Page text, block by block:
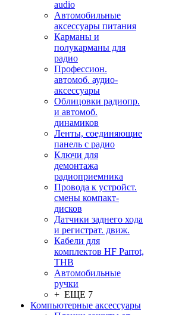
audio
Автомобильные
аксессуары питания
Карманы и
полукарманы для
радио
Профессион.
автомоб. аудио-
аксессуары
Облицовки радиопр.
и автомоб.
динамиков
Ленты, соединяющие
панель с радио
Ключи для
демонтажа
радиоприемника
Провода к устройст.
смены компакт-
дисков
Датчики заднего хода
и регистрат. движ.
Кабели для
комплектов HF Parrot,
THB
Автомобильные
ручки
+ ЕЩЕ 7
Компьютерные аксессуары